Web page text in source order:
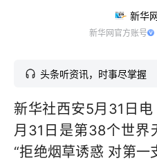
新华
新华网官方账号
头条听资讯，时事尽掌握
新华社西安5月31日
月31日是第38个世界
“拒绝烟草诱惑 对第一